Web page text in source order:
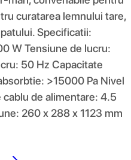
curatarea lemnului tare,
Specificatii:
W Tensiune de lucru:
50 Hz Capacitate
>15000 Pa Nivel
de alimentare: 4.5
260 x 288 x 1123 mm